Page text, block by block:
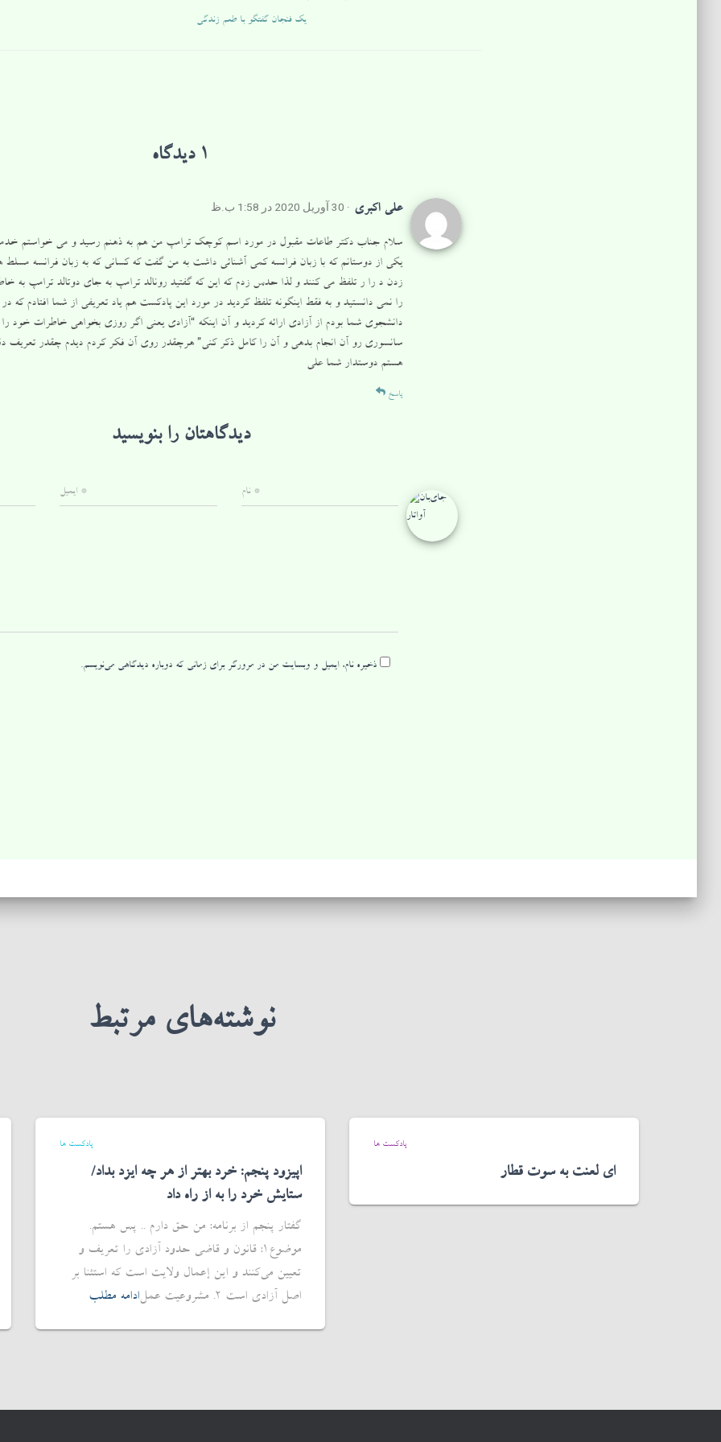
یک فنجان گفتگو با طعم زندگی
1 دیدگاه
علی اکبری · 30 آوریل 2020 در 1:58 ب.ظ
سلام جناب دکتر طاعات مقبول در مورد اسم کوچک ترامپ من هم به ذهنم رسید و می خواستم
یکی از دوستانم که با زبان فرانسه کمی آشنائی داشت به من گفت که کسانی که به زبان فرانسه
زدن د را ر تلفظ می کنند و لذا حدس زدم که این که گفتید رونالد ترامپ به جای دوتالد ترامپ به
را نمی دانستید و به فقط اینگونه تلفظ کردید در مورد این پادکست هم یاد تعریفی از شما افتادم
دانشجوی شما بودم از آزادی ارائه کردید و آن اینکه “آزادی یعنی اگر روزی بخواهی خاطرات خود را
سانسوری رو آن انجام بدهی و آن را کامل ذکر کنی” هرچقدر روی آن فکر کردم دیدم چقدر تعریف
هستم دوستدار شما علی
پاسخ
دیدگاهتان را بنویسید
نام *
*
ذخیره نام، ایمیل و وبسایت من در مرورگر برای زمانی که دوباره دیدگاهی می‌نویسم.
نوشته‌های مرتبط
پادکست ها
ای لعنت به سوت قطار
پادکست ها
اپیزود پنجم: خرد بهتر از هر چه ایزد بداد/
ستایش خرد را به از راه داد
گفتار پنجم از برنامه: من حق دارم .. پس هستم.
موضوع1: قانون و قاضی حدود آزادی را تعریف و
تعیین می‌کنند و این إعمال ولایت است که استثنا بر
اصل آزادی است 2. مشروعیت عمل
ادامه مطلب